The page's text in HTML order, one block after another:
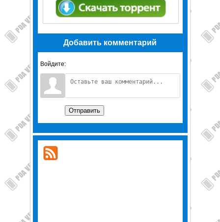
Добавить комментарий
Войдите:
Отправить